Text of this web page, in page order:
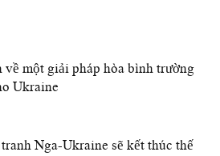
về một giải pháp hòa bình trường
Ukraine
Nga-Ukraine sẽ kết thúc thế